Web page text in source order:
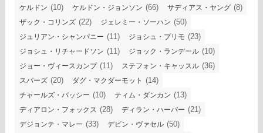
ケルドン (10) ケルドン・ジョンソン (66) サディアス・ヤング (8)
ザック・コリンズ (22) ジェレミー・ソーハン (50)
ジュリアン・シャンパニー (11) ジョシュ・プリモ (23)
ジョシュ・リチャードソン (11) ジョック・ランデール (10)
ジョー・ヴィースカンプ(11) ステフォン・キャッスル (36)
スパーズ (20) ダグ・マクダーモット (14)
チャールズ・バッシー (10) ティム・ダンカン (13)
ディアロン・フォックス (28) ディラン・ハーパー (21)
デジョンテ・マレー (33) デビン・ヴァセル (50)